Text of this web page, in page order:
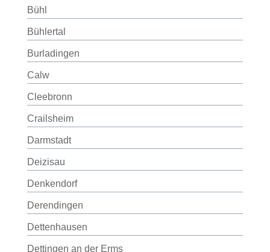
Bühl
Bühlertal
Burladingen
Calw
Cleebronn
Crailsheim
Darmstadt
Deizisau
Denkendorf
Derendingen
Dettenhausen
Dettingen an der Erms